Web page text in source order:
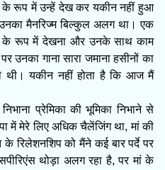
के रूप में उन्हें देख कर यकीन नहीं हुआ
मैनरिज्म बिल्कुल अलग था। एक
के रूप में देखना और उनके साथ काम
उनका गाना सारा जमाना हसीनों का
थी। यकीन नहीं होता है कि आज मैं
प्रेमिका की भूमिका निभाने से
में मेरे लिए अधिक चैलेंजिंग था, मां की
रिलेशनशिप को मैंने कई बार पर्दे पर
थोड़ा अलग रहा है, पर मां के